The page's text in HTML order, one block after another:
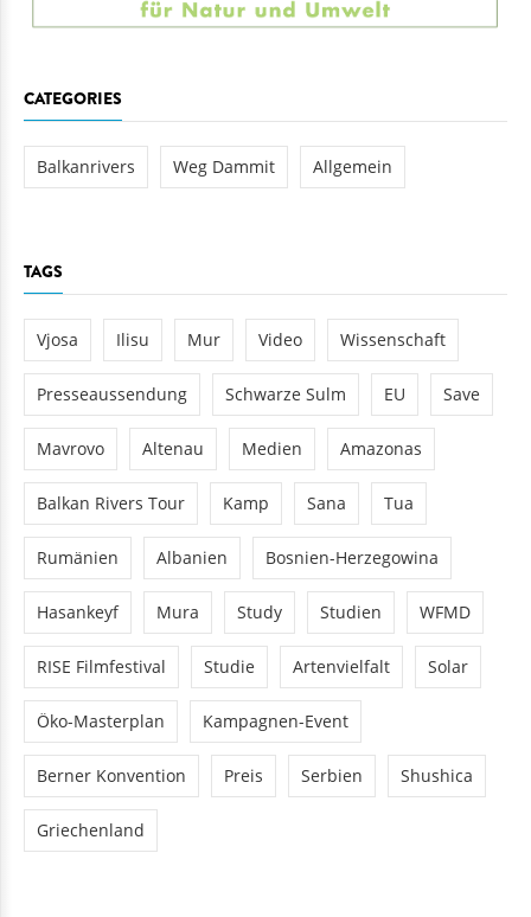
CATEGORIES
Balkanrivers Weg Dammit Allgemein
TAGS
Vjosa Ilisu Mur Video Wissenschaft
Presseaussendung Schwarze Sulm EU Save
Mavrovo Altenau Medien Amazonas
Balkan Rivers Tour Kamp Sana Tua
Rumänien Albanien Bosnien-Herzegowina
Hasankeyf Mura Study Studien WFMD
RISE Filmfestival Studie Artenvielfalt Solar
Öko-Masterplan Kampagnen-Event
Berner Konvention Preis Serbien Shushica
Griechenland